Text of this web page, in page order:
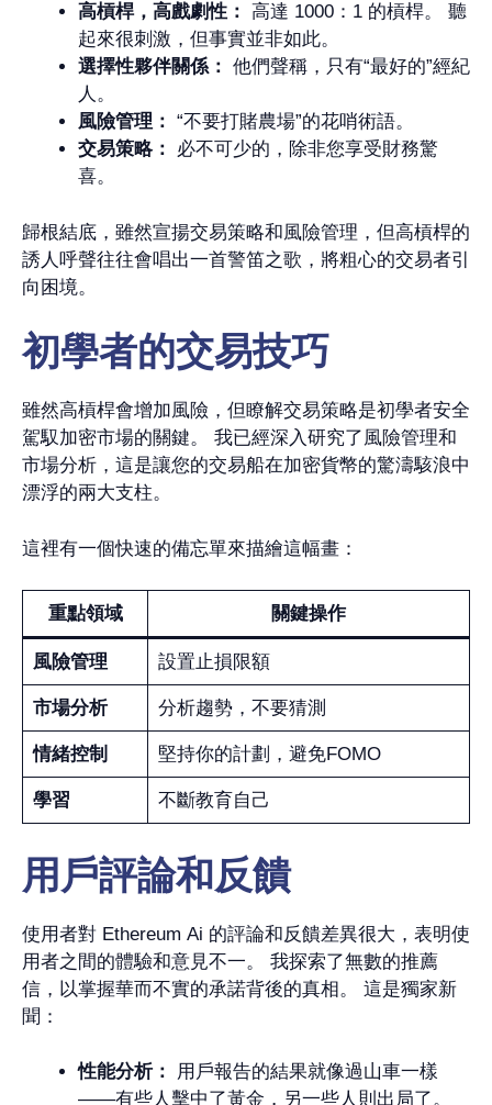
高槓桿，高戲劇性：
高達 1000：1 的槓桿。 聽
起來很刺激，但事實並非如此。
選擇性夥伴關係： 他們聲稱，只有“最好的”經紀
人。
風險管理： “不要打賭農場”的花哨術語。
交易策略：
必不可少的，除非您享受財務驚
喜。
歸根結底，雖然宣揚交易策略和風險管理，但高槓桿的
誘人呼聲往往會唱出一首警笛之歌，將粗心的交易者引
向困境。
初學者的交易技巧
雖然高槓桿會增加風險，但瞭解交易策略是初學者安全
駕馭加密市場的關鍵。 我已經深入研究了風險管理和
市場分析，這是讓您的交易船在加密貨幣的驚濤駭浪中
漂浮的兩大支柱。
這裡有一個快速的備忘單來描繪這幅畫：
重點領域 關鍵操作
風險管理 設置止損限額
市場分析 分析趨勢，不要猜測
情緒控制 堅持你的計劃，避免FOMO
學習 不斷教育自己
用戶評論和反饋
使用者對 Ethereum Ai 的評論和反饋差異很大，表明使
用者之間的體驗和意見不一。 我探索了無數的推薦
信，以掌握華而不實的承諾背後的真相。 這是獨家新
聞：
性能分析：
用戶報告的結果就像過山車一樣
——有些人擊中了黃金，另一些人則出局了。